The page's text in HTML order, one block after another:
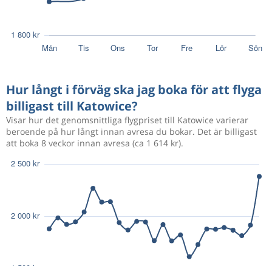
Hur långt i förväg ska jag boka för att flyga
billigast till Katowice?
Visar hur det genomsnittliga flygpriset till Katowice varierar
beroende på hur långt innan avresa du bokar. Det är billigast
att boka 8 veckor innan avresa (ca 1 614 kr).